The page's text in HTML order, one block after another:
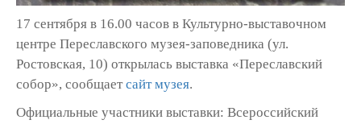
17 сентября в 16.00 часов в Культурно-выставочном
центре Переславского музея-заповедника (ул.
Ростовская, 10) открылась выставка «Переславский
собор», сообщаетсайт музея.
Официальные участники выставки: Всероссийский